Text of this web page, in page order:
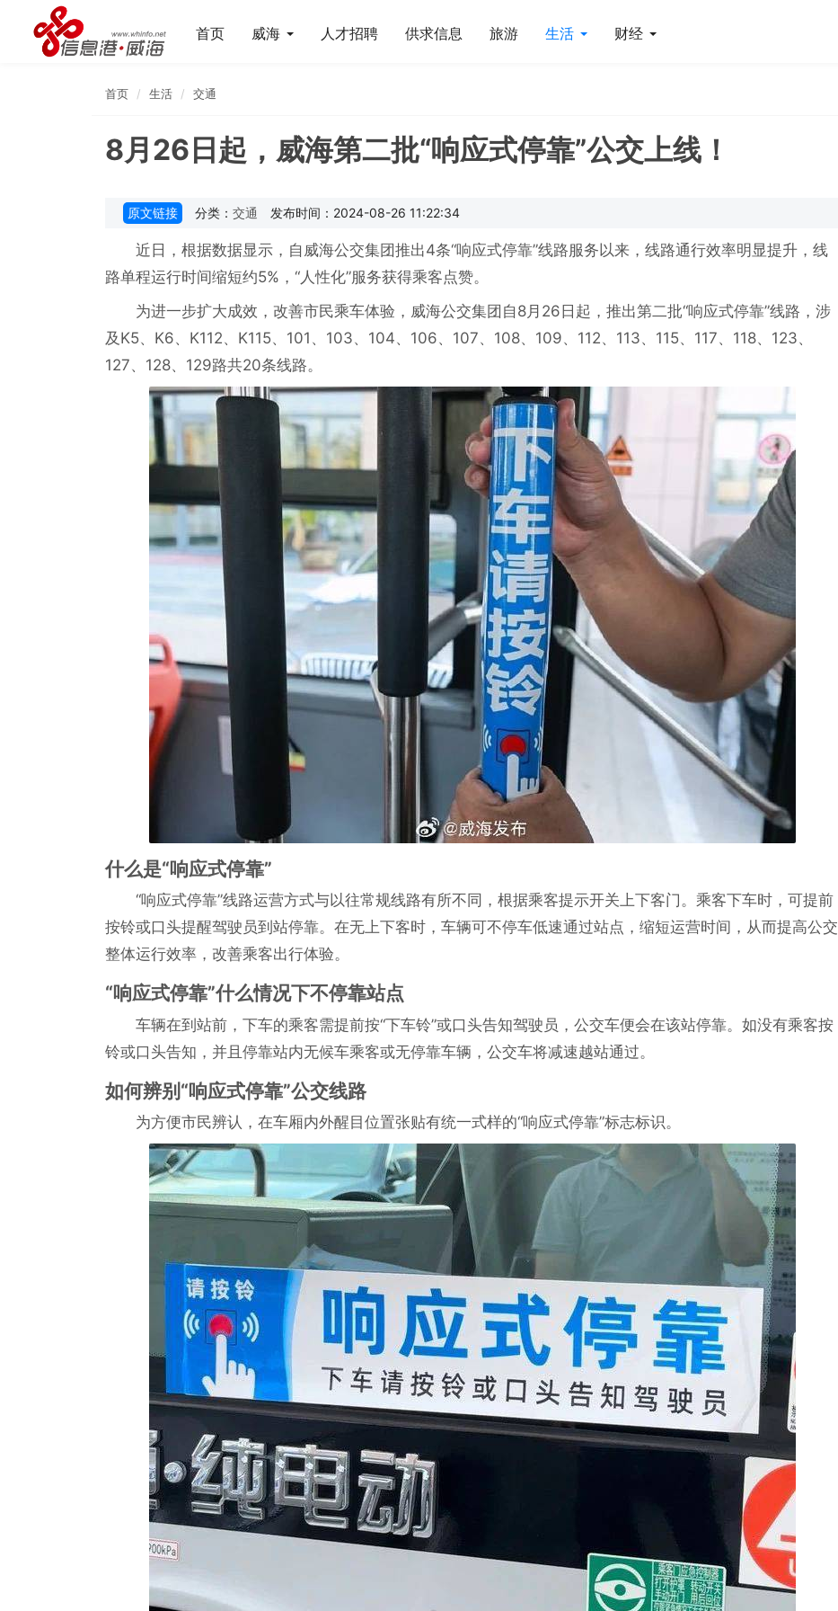
首页 威海 人才招聘 供求信息 旅游 生活 财经
首页 生活 交通
8月26日起，威海第二批“响应式停靠”公交上线！
原文链接 分类： 交通 发布时间：2024-08-26 11:22:34
近日，根据数据显示，自威海公交集团推出4条“响应式停靠”线路服务以来，线路通行效率明显提升，线
路单程运行时间缩短约5%，“人性化”服务获得乘客点赞。
为进一步扩大成效，改善市民乘车体验，威海公交集团自8月26日起，推出第二批“响应式停靠”线路，涉
及K5、K6、K112、K115、101、103、104、106、107、108、109、112、113、115、117、118、123、
127、128、129路共20条线路。
什么是“响应式停靠”
“响应式停靠”线路运营方式与以往常规线路有所不同，根据乘客提示开关上下客门。乘客下车时，可提前
按铃或口头提醒驾驶员到站停靠。在无上下客时，车辆可不停车低速通过站点，缩短运营时间，从而提高公交
整体运行效率，改善乘客出行体验。
“响应式停靠”什么情况下不停靠站点
车辆在到站前，下车的乘客需提前按“下车铃”或口头告知驾驶员，公交车便会在该站停靠。如没有乘客按
铃或口头告知，并且停靠站内无候车乘客或无停靠车辆，公交车将减速越站通过。
如何辨别“响应式停靠”公交线路
为方便市民辨认，在车厢内外醒目位置张贴有统一式样的“响应式停靠”标志标识。